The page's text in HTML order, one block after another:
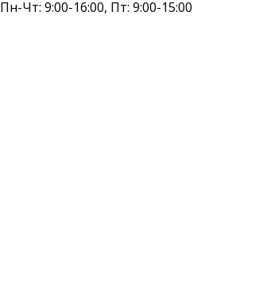
Пн-Чт: 9:00-16:00, Пт: 9:00-15:00